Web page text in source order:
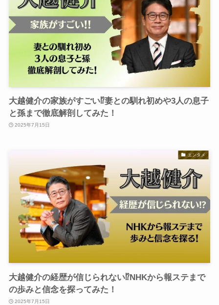
大越健介の家族がすごい⁉︎妻との馴れ初めや3人の息子
と孫まで徹底解剖してみた！
2025年7月15日
エンタメ
大越健介の経歴が信じられない⁉︎NHKから報ステまで
の歩みと信念を探ってみた！
2025年7月15日